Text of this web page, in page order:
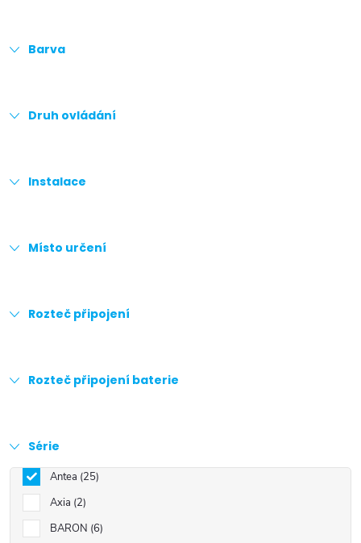
Barva
Druh ovládání
Instalace
Místo určení
Rozteč připojení
Rozteč připojení baterie
Série
Antea 25
Axia 2
BARON 6